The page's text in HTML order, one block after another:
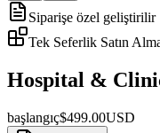
Siparişe özel geliştirilir
Tek Seferlik Satın
Hospital &
başlangıç$499.00USD